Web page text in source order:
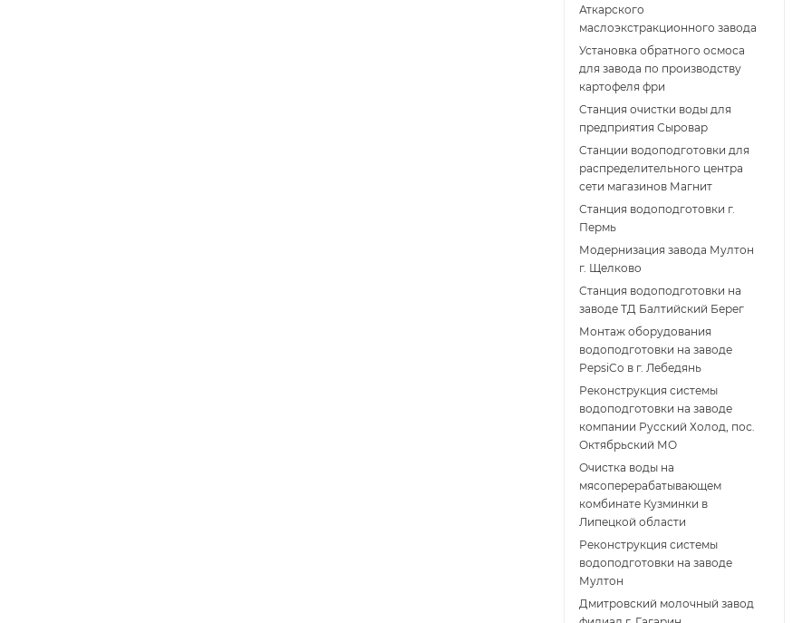
Аткарского
маслоэкстракционного завода
Установка обратного осмоса
для завода по производству
картофеля фри
Cтанция очистки воды для
предприятия Сыровар
Cтанции водоподготовки для
распределительного центра
сети магазинов Магнит
Станция водоподготовки г.
Пермь
Модернизация завода Мултон
г. Щелково
Станция водоподготовки на
заводе ТД Балтийский Берег
Монтаж оборудования
водоподготовки на заводе
PepsiCo в г. Лебедянь
Реконструкция системы
водоподготовки на заводе
компании Русский Холод, пос.
Октябрьский МО
Очистка воды на
мясоперерабатывающем
комбинате Кузминки в
Липецкой области
Реконструкция системы
водоподготовки на заводе
Мултон
Дмитровский молочный завод